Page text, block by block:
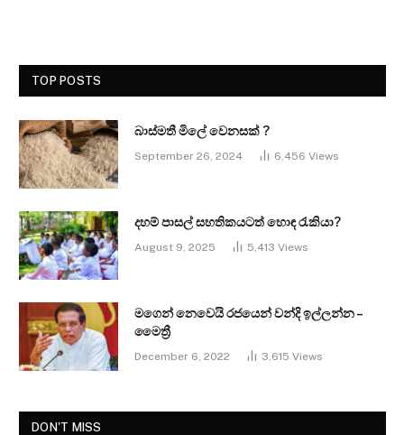
TOP POSTS
බාස්මතී මිලේ වෙනසක් ?
September 26, 2024 6,456 Views
දහම් පාසල් සහතිකයටත් හොඳ රැකියා?
August 9, 2025 5,413 Views
මගෙන් නෙවෙයි රජයෙන් වන්දි ඉල්ලන්න –
මෛත්‍රී
December 6, 2022 3,615 Views
DON'T MISS